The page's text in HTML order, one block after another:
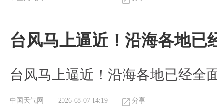
台风马上逼近！沿海各地已
台风马上逼近！沿海各地已经全
中国天气网 2026-08-07 14:19 分享